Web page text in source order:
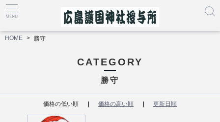
HOME 勝守
CATEGORY
勝守
価格の低い順 価格の高い順 更新日順